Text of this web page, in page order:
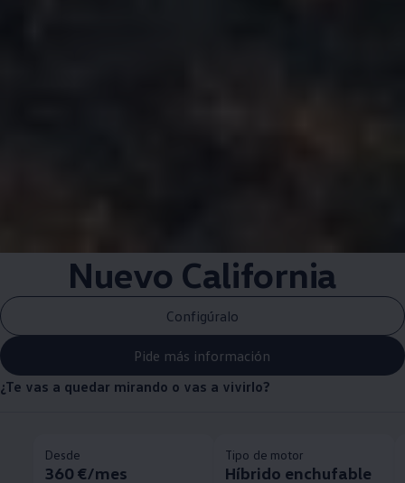
Nuevo California
Configúralo
Pide más información
¿Te vas a quedar mirando o vas a vivirlo?
Desde
360 €/mes
Tipo de motor
Híbrido enchufable